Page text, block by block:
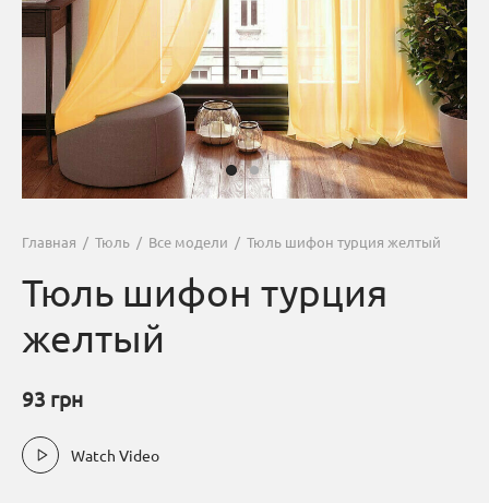
Главная / Тюль / Все модели / Тюль шифон турция желтый
Тюль шифон турция
желтый
93 грн
Watch Video